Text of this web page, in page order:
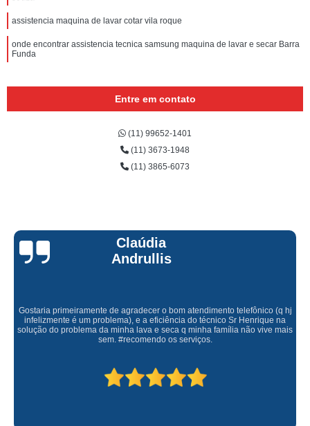
assistencia maquina de lavar cotar vila roque
onde encontrar assistencia tecnica samsung maquina de lavar e secar Barra
Funda
Entre em contato
(11) 99652-1401
(11) 3673-1948
(11) 3865-6073
Claúdia
Andrullis
Gostaria primeiramente de agradecer o bom atendimento telefônico (q hj
infelizmente é um problema), e a eficiência do técnico Sr Henrique na
solução do problema da minha lava e seca q minha família não vive mais
sem. #recomendo os serviços.